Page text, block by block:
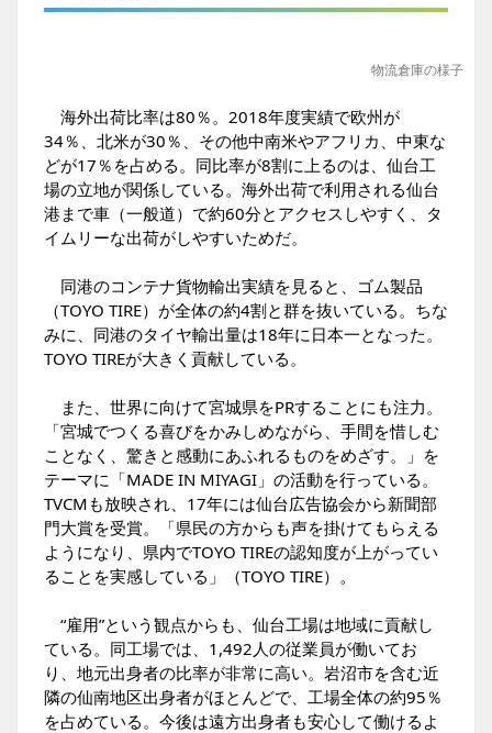
物流倉庫の様子
海外出荷比率は80％。2018年度実績で欧州が
34％、北米が30％、その他中南米やアフリカ、中東な
どが17％を占める。同比率が8割に上るのは、仙台工
場の立地が関係している。海外出荷で利用される仙台
港まで車（一般道）で約60分とアクセスしやすく、タ
イムリーな出荷がしやすいためだ。
同港のコンテナ貨物輸出実績を見ると、ゴム製品
（TOYO TIRE）が全体の約4割と群を抜いている。ちな
みに、同港のタイヤ輸出量は18年に日本一となった。
TOYO TIREが大きく貢献している。
また、世界に向けて宮城県をPRすることにも注力。
「宮城でつくる喜びをかみしめながら、手間を惜しむ
ことなく、驚きと感動にあふれるものをめざす。」を
テーマに「MADE IN MIYAGI」の活動を行っている。
TVCMも放映され、17年には仙台広告協会から新聞部
門大賞を受賞。「県民の方からも声を掛けてもらえる
ようになり、県内でTOYO TIREの認知度が上がってい
ることを実感している」（TOYO TIRE）。
“雇用”という観点からも、仙台工場は地域に貢献し
ている。同工場では、1,492人の従業員が働いてお
り、地元出身者の比率が非常に高い。岩沼市を含む近
隣の仙南地区出身者がほとんどで、工場全体の約95％
を占めている。今後は遠方出身者も安心して働けるよ